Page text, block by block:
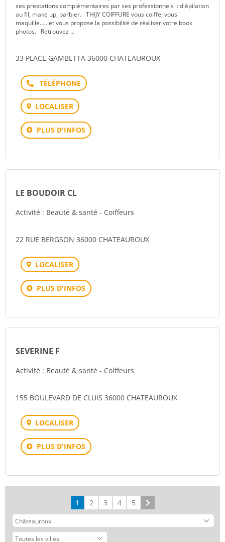
ses prestations complémentaires par ses professionnels : d'épilation
au fil, make up, barbier. THIJY COIFFURE vous coiffe, vous
maquille......et vous propose la possibilité de réaliser votre book
photos. Retrouvez ...
33 PLACE GAMBETTA 36000 CHATEAUROUX
Téléphone
LOCALISER
PLUS D'INFOS
LE BOUDOIR CL
Activité : Beauté & santé - Coiffeurs
22 RUE BERGSON 36000 CHATEAUROUX
LOCALISER
PLUS D'INFOS
SEVERINE F
Activité : Beauté & santé - Coiffeurs
155 BOULEVARD DE CLUIS 36000 CHATEAUROUX
LOCALISER
PLUS D'INFOS
1 2 3 4 5